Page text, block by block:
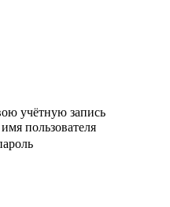
учётную запись
пользователя